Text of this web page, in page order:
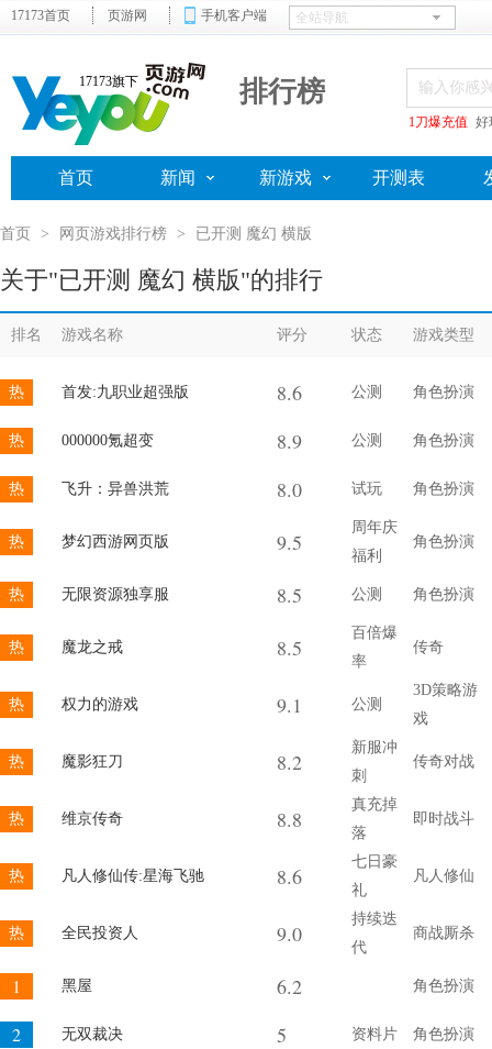
17173首页 页游网 手机客户端
17173旗下 排行榜
1刀爆充值 好
首页 新闻 新游戏 开测表
首页 > 网页游戏排行榜 > 已开测 魔幻 横版
关于"已开测 魔幻 横版"的排行
排名 游戏名称 评分 状态 游戏类型
热 首发:九职业超强版 8.6 公测 角色扮演
热 000000氪超变 8.9 公测 角色扮演
热 飞升：异兽洪荒 8.0 试玩 角色扮演
热 梦幻西游网页版 9.5
周年庆
福利
角色扮演
热 无限资源独享服 8.5 公测 角色扮演
热 魔龙之戒 8.5
百倍爆
率
传奇
热 权力的游戏 9.1 公测
3D策略游
戏
热 魔影狂刀 8.2
新服冲
刺
传奇对战
热 维京传奇 8.8
真充掉
落
即时战斗
热 凡人修仙传:星海飞驰 8.6
七日豪
礼
凡人修仙
热 全民投资人 9.0
持续迭
代
商战厮杀
1 黑屋 6.2 角色扮演
2 无双裁决 5 资料片 角色扮演